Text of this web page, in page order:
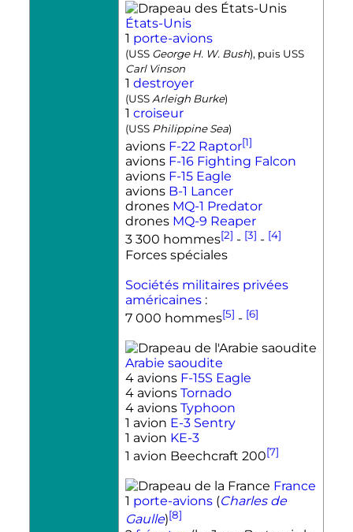
États-Unis
1 porte-avions
(USS George H. W. Bush), puis USS
Carl Vinson
1 destroyer
(USS Arleigh Burke)
1 croiseur
(USS Philippine Sea)
avions F-22 Raptor[1]
avions F-16 Fighting Falcon
avions F-15 Eagle
avions B-1 Lancer
drones MQ-1 Predator
drones MQ-9 Reaper
3 300 hommes[2] - [3] - [4]
Forces spéciales
Sociétés militaires privées
américaines :
7 000 hommes[5] - [6]
Arabie saoudite
4 avions F-15S Eagle
4 avions Tornado
4 avions Typhoon
1 avion E-3 Sentry
1 avion KE-3
1 avion Beechcraft 200[7]
France
1 porte-avions (Charles de
Gaulle)[8]